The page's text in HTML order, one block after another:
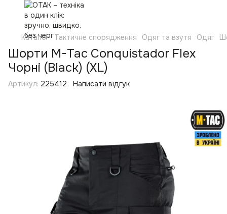
Каталог Тактичне спорядження Одяг та взутя Одяг
Шорти M-Tac Conquistador Flex
Чорні (Black) (XL)
Артикул: 225412 Написати відгук